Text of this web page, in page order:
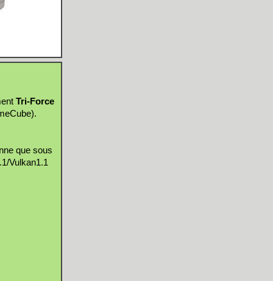
Tri-Force
que sous
Vulkan1.1